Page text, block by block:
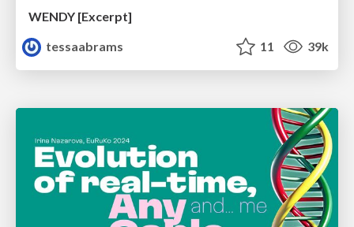
WENDY [Excerpt]
tessaabrams
11 39k